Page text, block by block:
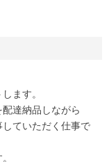
ます。
達納品しながら
ていただく仕事で